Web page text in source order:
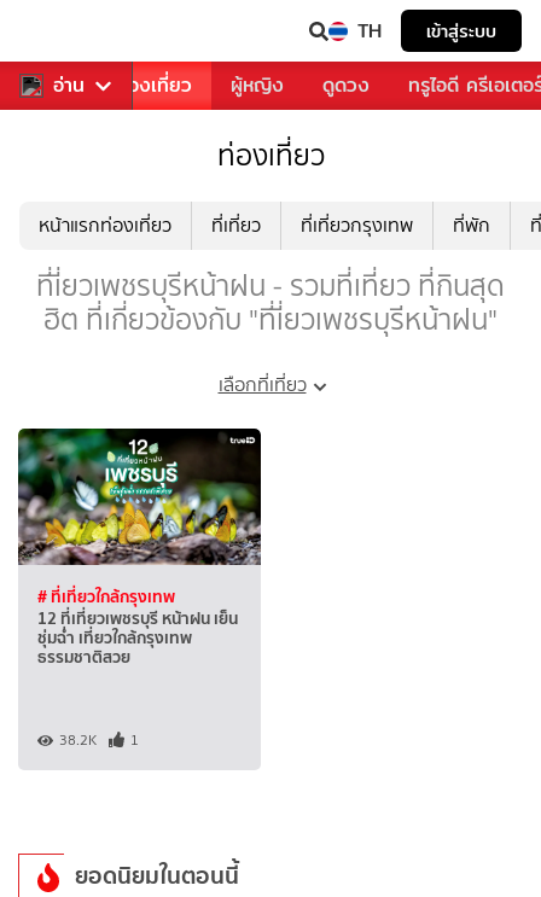
TH เข้าสู่ระบบ
อ่าน
อาหาร ท่องเที่ยว ผู้หญิง ดูดวง ทรูไอดี ครีเอเตอ
ท่องเที่ยว
หน้าแรกท่องเที่ยว ที่เที่ยว ที่เที่ยวกรุงเทพ ที่พัก
ที่เี่ยวเพชรบุรีหน้าฝน - รวมที่เที่ยว ที่กินสุด
ฮิต ที่เกี่ยวข้องกับ "ที่เี่ยวเพชรบุรีหน้าฝน"
เลือกที่เที่ยว
# ที่เที่ยวใกล้กรุงเทพ
12 ที่เที่ยวเพชรบุรี หน้าฝน เย็น
ชุ่มฉ่ำ เที่ยวใกล้กรุงเทพ
ธรรมชาติสวย
38.2K 1
ยอดนิยมในตอนนี้